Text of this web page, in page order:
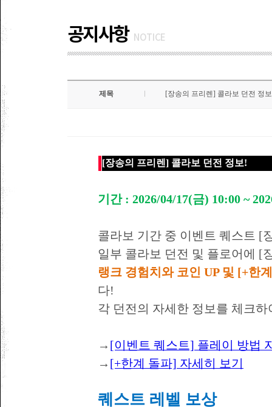
공지사항 NOTICE
제목 [장송의 프리렌] 콜라보 던전 정